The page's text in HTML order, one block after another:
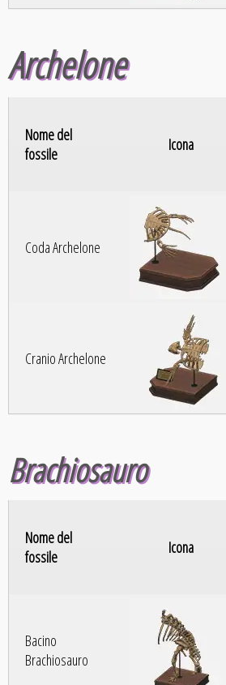
Archelone
Nome del
fossile
Icona
Coda Archelone
Cranio Archelone
Brachiosauro
Nome del
fossile
Icona
Bacino
Brachiosauro